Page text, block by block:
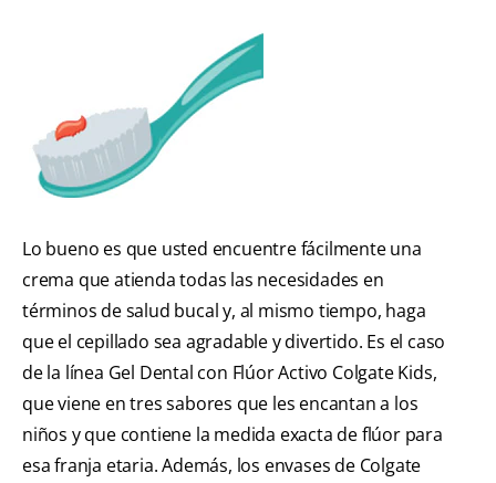
Lo bueno es que usted encuentre fácilmente una
crema que atienda todas las necesidades en
términos de salud bucal y, al mismo tiempo, haga
que el cepillado sea agradable y divertido. Es el caso
de la línea Gel Dental con Flúor Activo Colgate Kids,
que viene en tres sabores que les encantan a los
niños y que contiene la medida exacta de flúor para
esa franja etaria. Además, los envases de Colgate